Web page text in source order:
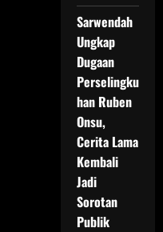
Sarwendah
Ungkap
Dugaan
Perselingku
han Ruben
Onsu,
Cerita Lama
Kembali
Jadi
Sorotan
Publik